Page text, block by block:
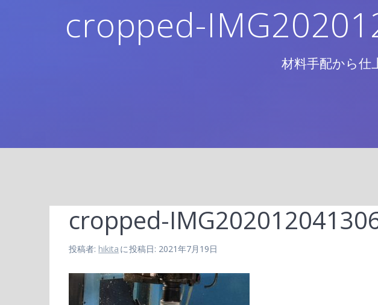
cropped-
材料手配から仕
cropped-
投稿者: hikita に投稿日: 2021年7月19日